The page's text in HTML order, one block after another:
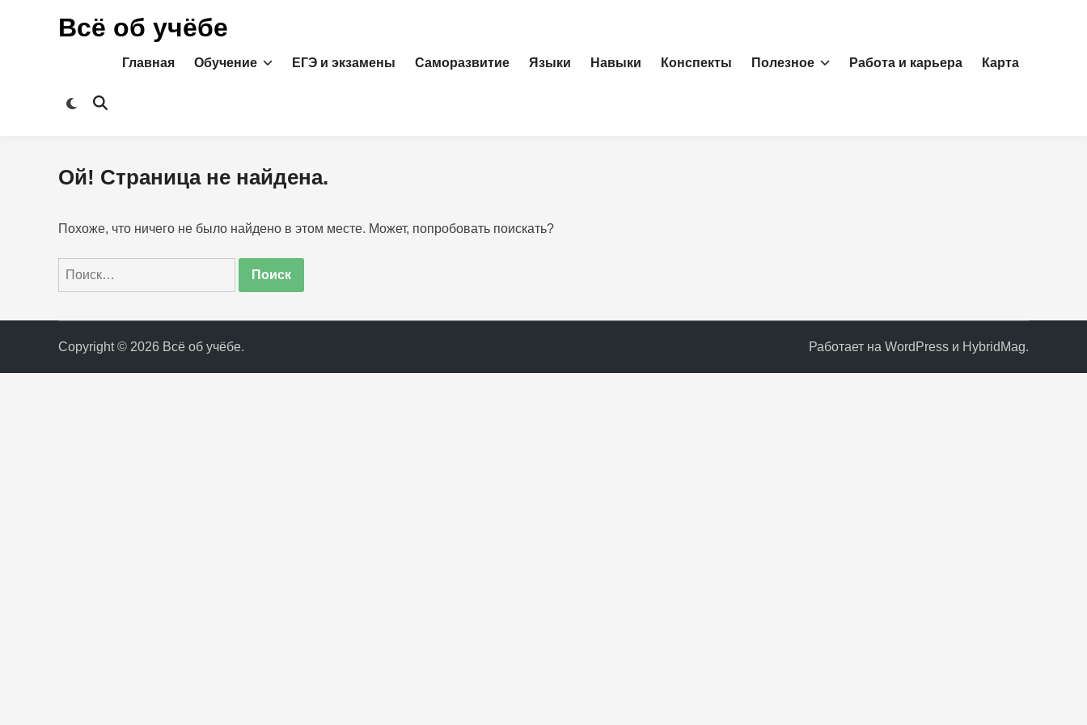
Всё об учёбе
Главная Обучение ЕГЭ и экзамены Саморазвитие Языки Навыки Конспекты Полезное Работа и карьера Карта
Переключить
Открыть
Ой! Страница не найдена.
Похоже, что ничего не было найдено в этом месте. Может, попробовать поискать?
Найти:
Copyright © 2026 Всё об учёбе. Работает на WordPress и HybridMag.